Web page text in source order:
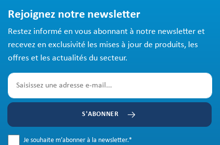
Rejoignez notre newsletter
Restez informé en vous abonnant à notre newsletter et
recevez en exclusivité les mises à jour de produits, les
offres et les actualités du secteur.
S'ABONNER
Je souhaite m’abonner à la newsletter.*